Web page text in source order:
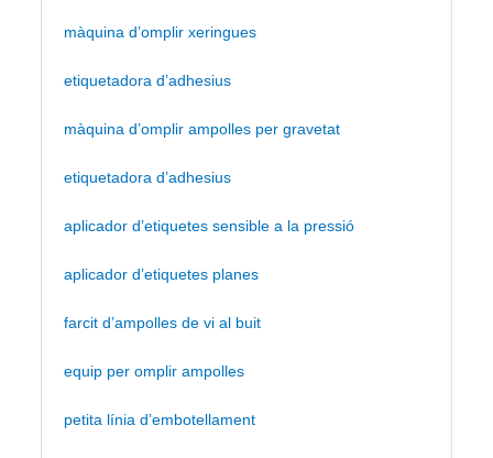
màquina d’omplir xeringues
etiquetadora d’adhesius
màquina d’omplir ampolles per gravetat
etiquetadora d’adhesius
aplicador d’etiquetes sensible a la pressió
aplicador d’etiquetes planes
farcit d’ampolles de vi al buit
equip per omplir ampolles
petita línia d’embotellament